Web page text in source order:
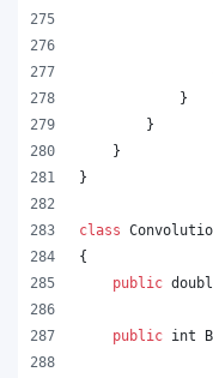
}
}
}
}
class
{
public
public int